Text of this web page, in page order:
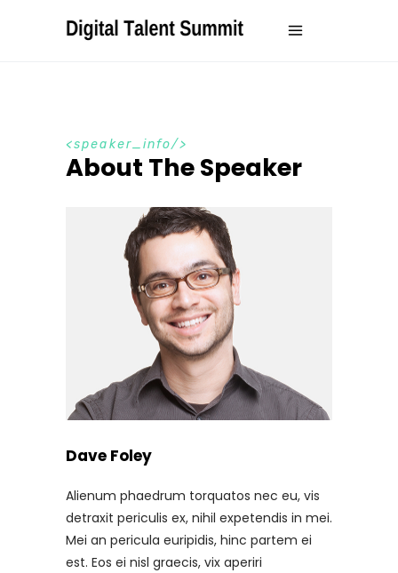
speaker_info
About The Speaker
Dave Foley
Alienum phaedrum torquatos nec eu, vis
detraxit periculis ex, nihil expetendis in mei.
Mei an pericula euripidis, hinc partem ei
est. Eos ei nisl graecis, vix aperiri